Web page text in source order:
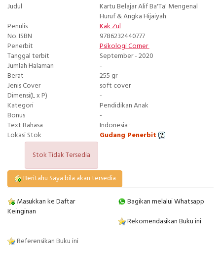
Judul
Kartu Belajar Alif Ba'Ta' Mengenal
Huruf & Angka Hijaiyah
Penulis
Kak Zul
No. ISBN
9786232440777
Penerbit
Psikologi Corner
Tanggal terbit
September - 2020
Jumlah Halaman
-
Berat
255 gr
Jenis Cover
soft cover
Dimensi(L x P)
-
Kategori
Pendidikan Anak
Bonus
-
Text Bahasa
Indonesia ·
Lokasi Stok
Gudang Penerbit
Stok Tidak Tersedia
Beritahu Saya bila akan tersedia
Masukkan ke Daftar
Keinginan
Bagikan melalui Whatsapp
Rekomendasikan Buku ini
Referensikan Buku ini